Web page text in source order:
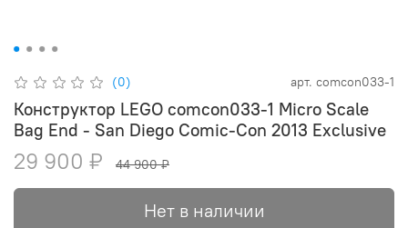
(0) арт. comcon033-1
Конструктор LEGO comcon033-1 Micro Scale
Bag End - San Diego Comic-Con 2013 Exclusive
29 900 ₽ 44 900 ₽
Нет в наличии